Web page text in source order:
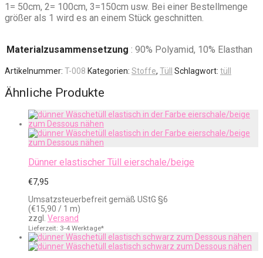
1= 50cm, 2= 100cm, 3=150cm usw. Bei einer Bestellmenge
größer als 1 wird es an einem Stück geschnitten.
Materialzusammensetzung : 90% Polyamid, 10% Elasthan
Artikelnummer: T-008 Kategorien: Stoffe, Tüll Schlagwort: tüll
Ähnliche Produkte
Dünner elastischer Tüll eierschale/beige
€7,95
Umsatzsteuerbefreit gemäß UStG §6
(€15,90 / 1 m)
zzgl. Versand
Lieferzeit: 3-4 Werktage*